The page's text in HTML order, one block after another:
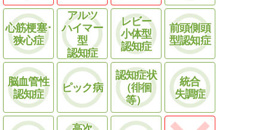
心筋梗塞･
狭心症
アルツ
ハイマー
型
認知症
レビー
小体型
認知症
前頭側頭
型認知症
脳血管性
認知症
ピック病
認知症状
（徘徊
等）
統合
失調症